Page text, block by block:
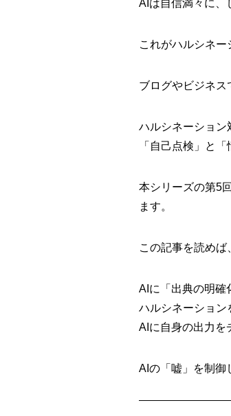
AIは自信満々に、
これがハルシネー
ブログやビジネス
ハルシネーション
「自己点検」と
本シリーズの第5
ます。
この記事を読めば
AIに「出典の明確
ハルシネーション
AIに自身の出力を
AIの「嘘」を制御